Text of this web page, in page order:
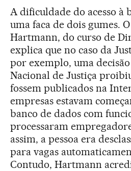
A dificuldade do acesso à
uma faca de dois gumes.
Hartmann, do curso de
explica que no caso da
por exemplo, uma
Nacional de Justiça
fossem publicados na
empresas estavam
banco de dados com
processaram
assim, a pessoa era
para vagas
Contudo, Hartmann